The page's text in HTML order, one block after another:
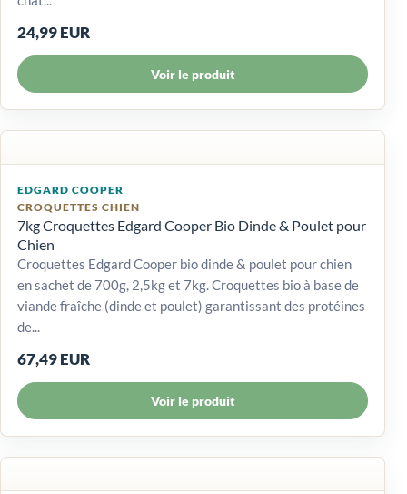
24,99 EUR
Voir le produit
EDGARD COOPER
CROQUETTES CHIEN
7kg Croquettes Edgard Cooper Bio Dinde & Poulet pour
Chien
Croquettes Edgard Cooper bio dinde & poulet pour chien
en sachet de 700g, 2,5kg et 7kg. Croquettes bio à base de
viande fraîche (dinde et poulet) garantissant des protéines
de...
67,49 EUR
Voir le produit